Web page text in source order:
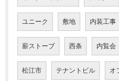
ユニーク 敷地 内装工事
薪ストーブ 西条 内覧会
松江市 テナントビル オ